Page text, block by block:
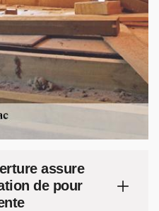
assure
de pour